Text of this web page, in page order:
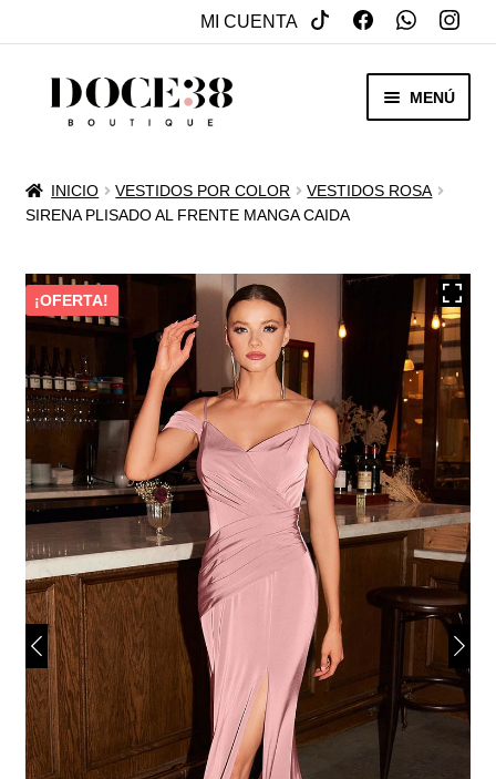
MI CUENTA
SALTAR
MENÚ
VENTA
REBAJAS
VESTIDOS DE NOVIA
OTROS
MENÚ
HIJO
ACCESORIOS
INICIO VESTIDOS POR COLOR
VESTIDOS ROSA
SIRENA PLISADO AL FRENTE MANGA CAIDA
¡OFERTA!